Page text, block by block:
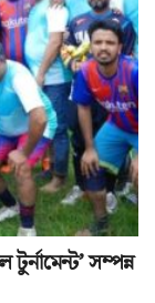
টুর্নামেন্ট’ সম্পন্ন